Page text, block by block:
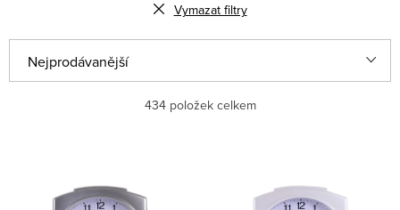
Vymazat filtry
a
Nejprodávanější
Abecedně
434položek celkem